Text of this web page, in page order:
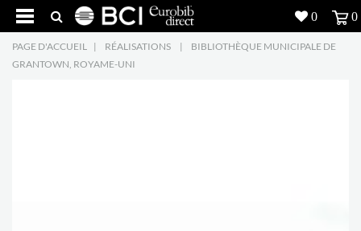
Réalisations
PAGE D'ACCUEIL | RÉALISATIONS |
BIBLIOTHÈQUE MUNICIPALE DE
GRANTOWN, ROYAME-UNI
0 0